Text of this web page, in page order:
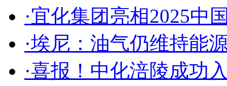
·宜化集团亮相2025中
·埃尼：油气仍维持能
·喜报！中化涪陵成功